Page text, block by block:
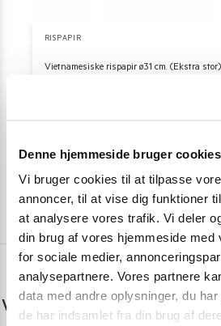
Denne hjemmeside bruger cookies
Vi bruger cookies til at tilpasse
annoncer, til at vise dig funktioner
at analysere vores trafik. Vi deler
din brug af vores hjemmeside med
for sociale medier,
analysepartnere. Vores partnere
data med andre oplysninger, du
de har indsamlet fra din brug af
RISPAPIR
Vietnamesiske rispapir ø31 cm. (Ekstra
Har du spørgsmål eller
Vi er lige her. Kundeservice